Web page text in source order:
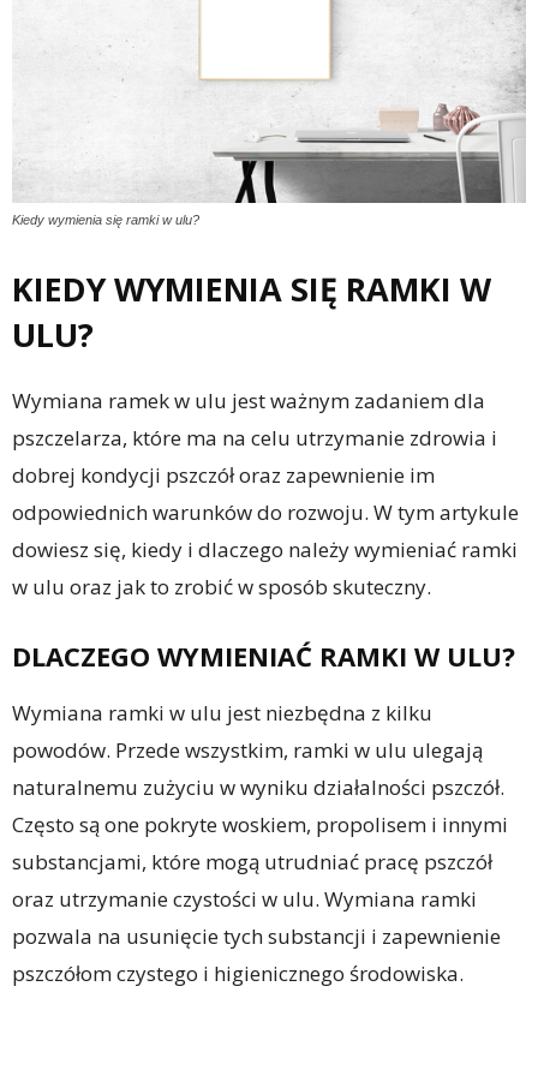
Kiedy wymienia się ramki w ulu?
KIEDY WYMIENIA SIĘ RAMKI W
ULU?
Wymiana ramek w ulu jest ważnym zadaniem dla
pszczelarza, które ma na celu utrzymanie zdrowia i
dobrej kondycji pszczół oraz zapewnienie im
odpowiednich warunków do rozwoju. W tym artykule
dowiesz się, kiedy i dlaczego należy wymieniać ramki
w ulu oraz jak to zrobić w sposób skuteczny.
DLACZEGO WYMIENIAĆ RAMKI W ULU?
Wymiana ramki w ulu jest niezbędna z kilku
powodów. Przede wszystkim, ramki w ulu ulegają
naturalnemu zużyciu w wyniku działalności pszczół.
Często są one pokryte woskiem, propolisem i innymi
substancjami, które mogą utrudniać pracę pszczół
oraz utrzymanie czystości w ulu. Wymiana ramki
pozwala na usunięcie tych substancji i zapewnienie
pszczółom czystego i higienicznego środowiska.